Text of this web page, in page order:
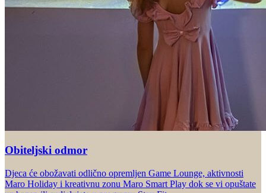
Obiteljski odmor
Djeca će obožavati odlično opremljen Game Lounge, aktivnosti
Maro Holiday i kreativnu zonu Maro Smart Play dok se vi opuštate